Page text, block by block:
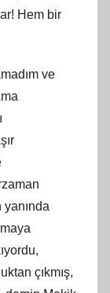
Hem bir
ve
çıkmış,